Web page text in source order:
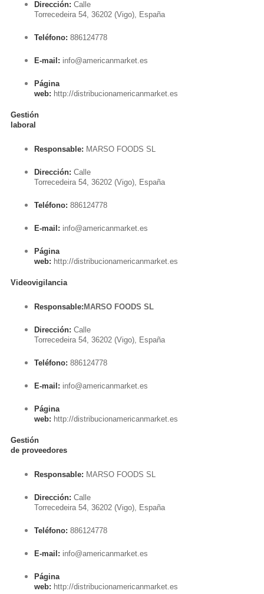
Dirección: Calle
Torrecedeira 54, 36202 (Vigo), España
Teléfono: 886124778
E-mail: info@americanmarket.es
Página
web: http://distribucionamericanmarket.es
Gestión
laboral
Responsable: MARSO FOODS SL
Dirección: Calle
Torrecedeira 54, 36202 (Vigo), España
Teléfono: 886124778
E-mail: info@americanmarket.es
Página
web: http://distribucionamericanmarket.es
Videovigilancia
Responsable: MARSO FOODS SL
Dirección: Calle
Torrecedeira 54, 36202 (Vigo), España
Teléfono: 886124778
E-mail: info@americanmarket.es
Página
web: http://distribucionamericanmarket.es
Gestión
de proveedores
Responsable: MARSO FOODS SL
Dirección: Calle
Torrecedeira 54, 36202 (Vigo), España
Teléfono: 886124778
E-mail: info@americanmarket.es
Página
web: http://distribucionamericanmarket.es